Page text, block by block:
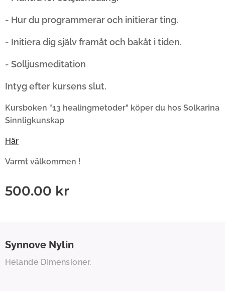
- Hur du programmerar och initierar ting.
- Initiera dig själv framåt och bakåt i tiden.
- Solljusmeditation
Intyg efter kursens slut.
Kursboken "13 healingmetoder" köper du hos Solkarina
Sinnligkunskap
Här
Varmt välkommen !
500.00 kr
Synnove Nylin
Helande Dimensioner.